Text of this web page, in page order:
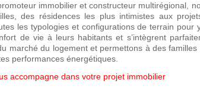
immobilier et constructeur multirégional,
des résidences les plus intimistes aux
les typologies et configurations de terrain pour
de vie à leurs habitants et s’intègrent
marché du logement et permettons à des
performances énergétiques.
accompagne dans votre projet immobilier